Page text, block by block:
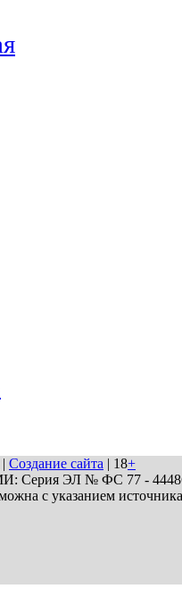
| Создание сайта | 18+
Серия ЭЛ № ФС 77 - 44486
с указанием